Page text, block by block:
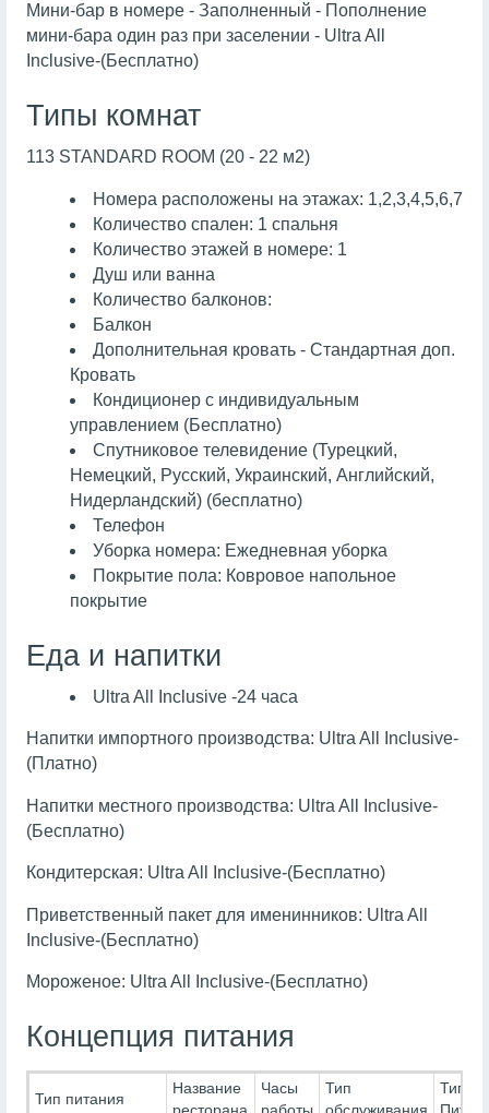
Мини-бар в номере - Заполненный - Пополнение
мини-бара один раз при заселении - Ultra All
Inclusive-(Бесплатно)
Типы комнат
113 STANDARD ROOM (20 - 22 м2)
Номера расположены на этажах: 1,2,3,4,5,6,7
Количество спален: 1 спальня
Количество этажей в номере: 1
Душ или ванна
Количество балконов:
Балкон
Дополнительная кровать - Стандартная доп.
Кровать
Кондиционер с индивидуальным
управлением (Бесплатно)
Спутниковое телевидение (Турецкий,
Немецкий, Русский, Украинский, Английский,
Нидерландский) (бесплатно)
Телефон
Уборка номера: Ежедневная уборка
Покрытие пола: Ковровое напольное
покрытие
Еда и напитки
Ultra All Inclusive -24 часа
Напитки импортного производства: Ultra All Inclusive-
(Платно)
Напитки местного производства: Ultra All Inclusive-
(Бесплатно)
Кондитерская: Ultra All Inclusive-(Бесплатно)
Приветственный пакет для именинников: Ultra All
Inclusive-(Бесплатно)
Мороженое: Ultra All Inclusive-(Бесплатно)
Концепция питания
Тип питания
Название
Часы
Тип
Тип